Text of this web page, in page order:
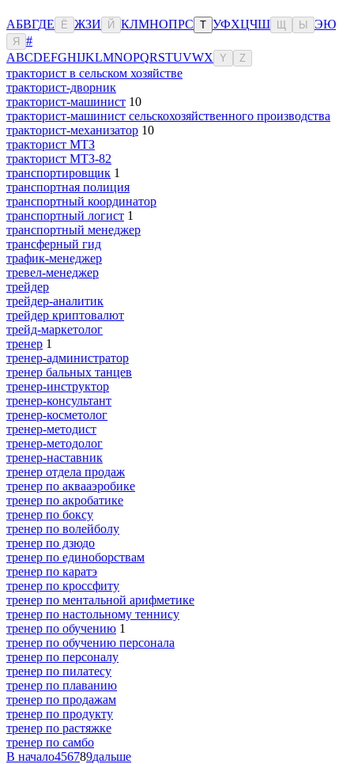
АБВГДЕ Ё ЖЗИ Й КЛМНОПРС Т УФХЦЧШ Ы ЭЮ
Я
#
ABCDEFGHIJKLMNOPQRSTUVWX Y Z
тракторист в сельском хозяйстве
тракторист-дворник
тракторист-машинист 10
тракторист-машинист сельскохозяйственного производства
тракторист-механизатор 10
тракторист МТЗ
тракторист МТЗ-82
транспортировщик 1
транспортная полиция
транспортный координатор
транспортный логист 1
транспортный менеджер
трансферный гид
трафик-менеджер
тревел-менеджер
трейдер
трейдер-аналитик
трейдер криптовалют
трейд-маркетолог
тренер 1
тренер-администратор
тренер бальных танцев
тренер-инструктор
тренер-консультант
тренер-косметолог
тренер-методист
тренер-методолог
тренер-наставник
тренер отдела продаж
тренер по аквааэробике
тренер по акробатике
тренер по боксу
тренер по волейболу
тренер по дзюдо
тренер по единоборствам
тренер по каратэ
тренер по кроссфиту
тренер по ментальной арифметике
тренер по настольному теннису
тренер по обучению 1
тренер по обучению персонала
тренер по персоналу
тренер по пилатесу
тренер по плаванию
тренер по продажам
тренер по продукту
тренер по растяжке
тренер по самбо
В начало456789дальше